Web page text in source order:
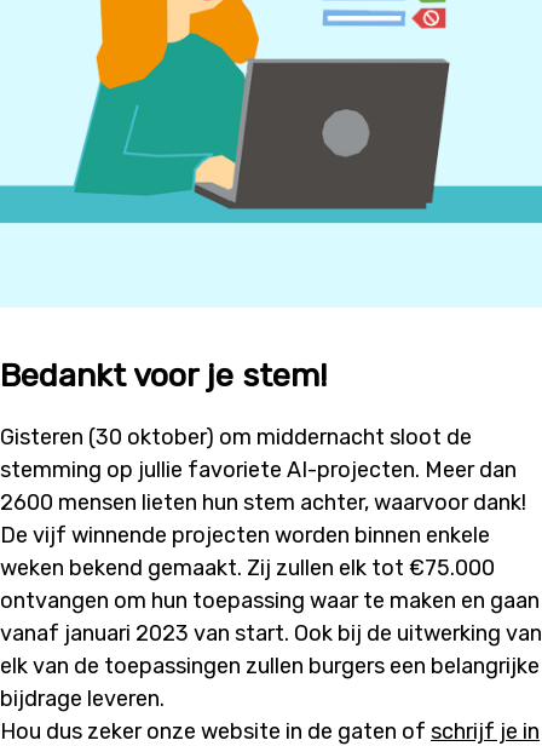
Bedankt voor je stem!
Gisteren (30 oktober) om middernacht sloot de
stemming op jullie favoriete AI-projecten. Meer dan
2600 mensen lieten hun stem achter, waarvoor dank!
De vijf winnende projecten worden binnen enkele
weken bekend gemaakt. Zij zullen elk tot €75.000
ontvangen om hun toepassing waar te maken en gaan
vanaf januari 2023 van start. Ook bij de uitwerking van
elk van de toepassingen zullen burgers een belangrijke
bijdrage leveren.
Hou dus zeker onze website in de gaten of schrijf je in